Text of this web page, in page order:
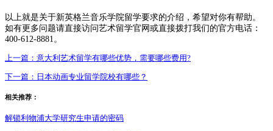
以上就是关于新英格兰音乐学院留学要求的介绍，希望对你有帮助。
如有更多问题请直接访问艺术留学官网或直接拨打我们的官方电话：
400-612-8881。
上一篇： 意大利艺术留学有哪些优势，需要哪些费用?
下一篇： 日本动画专业留学院校有哪些？
相关推荐：
解锁利物浦大学研究生申请的密码